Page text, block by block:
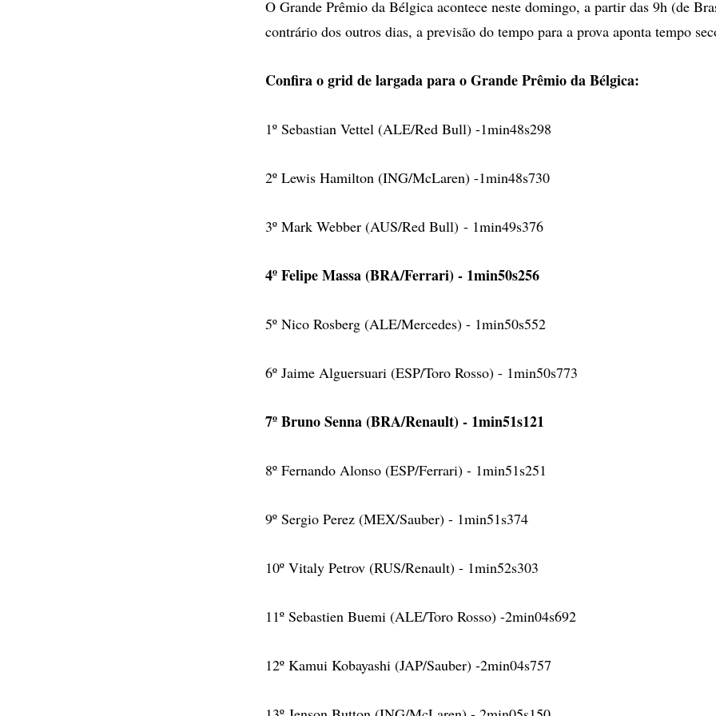
O Grande Prêmio da Bélgica acontece neste domingo, a partir das 9h (de
contrário dos outros dias, a previsão do tempo para a prova aponta tempo
Confira o grid de largada para o Grande Prêmio da Bélgica:
1º Sebastian Vettel (ALE/Red Bull) -1min48s298
2º Lewis Hamilton (ING/McLaren) -1min48s730
3º Mark Webber (AUS/Red Bull) - 1min49s376
4º Felipe Massa (BRA/Ferrari) - 1min50s256
5º Nico Rosberg (ALE/Mercedes) - 1min50s552
6º Jaime Alguersuari (ESP/Toro Rosso) - 1min50s773
7º Bruno Senna (BRA/Renault) - 1min51s121
8º Fernando Alonso (ESP/Ferrari) - 1min51s251
9º Sergio Perez (MEX/Sauber) - 1min51s374
10º Vitaly Petrov (RUS/Renault) - 1min52s303
11º Sebastien Buemi (ALE/Toro Rosso) -2min04s692
12º Kamui Kobayashi (JAP/Sauber) -2min04s757